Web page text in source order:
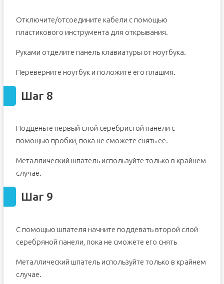
Отключите/отсоедините кабели с помощью
пластикового инструмента для открывания.
Руками отделите панель клавиатуры от ноутбука.
Переверните ноутбук и положите его плашмя.
Шаг 8
Подденьте первый слой серебристой панели с
помощью пробки, пока не сможете снять ее.
Металлический шпатель используйте только в крайнем
случае.
Шаг 9
С помощью шпателя начните поддевать второй слой
серебряной панели, пока не сможете его снять
Металлический шпатель используйте только в крайнем
случае.